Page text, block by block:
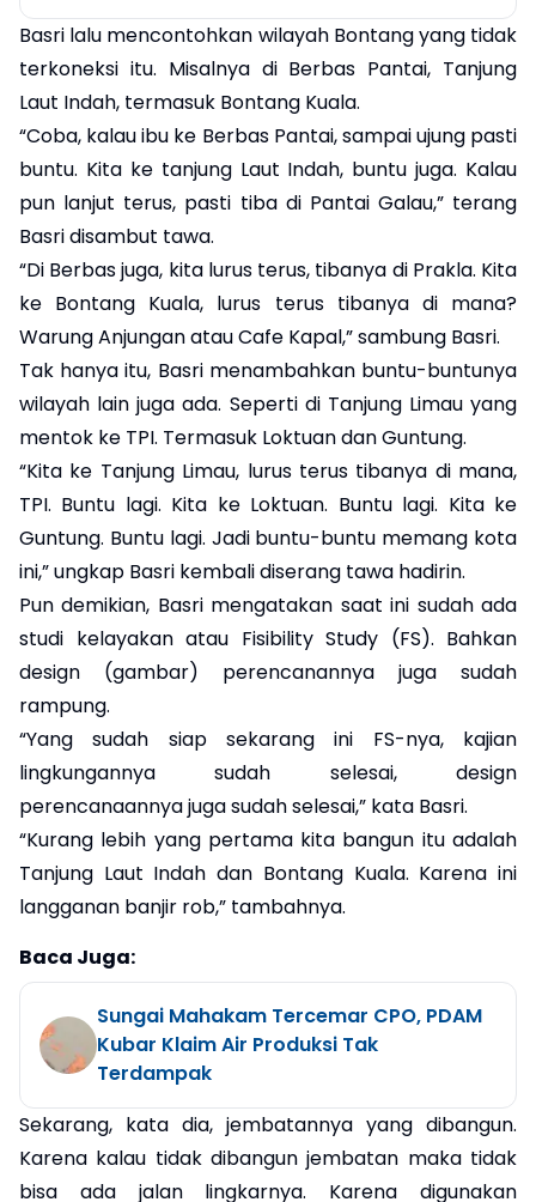
Basri lalu mencontohkan wilayah Bontang yang tidak
terkoneksi itu. Misalnya di Berbas Pantai, Tanjung
Laut Indah, termasuk Bontang Kuala.
“Coba, kalau ibu ke Berbas Pantai, sampai ujung pasti
buntu. Kita ke tanjung Laut Indah, buntu juga. Kalau
pun lanjut terus, pasti tiba di Pantai Galau,” terang
Basri disambut tawa.
“Di Berbas juga, kita lurus terus, tibanya di Prakla. Kita
ke Bontang Kuala, lurus terus tibanya di mana?
Warung Anjungan atau Cafe Kapal,” sambung Basri.
Tak hanya itu, Basri menambahkan buntu-buntunya
wilayah lain juga ada. Seperti di Tanjung Limau yang
mentok ke TPI. Termasuk Loktuan dan Guntung.
“Kita ke Tanjung Limau, lurus terus tibanya di mana,
TPI. Buntu lagi. Kita ke Loktuan. Buntu lagi. Kita ke
Guntung. Buntu lagi. Jadi buntu-buntu memang kota
ini,” ungkap Basri kembali diserang tawa hadirin.
Pun demikian, Basri mengatakan saat ini sudah ada
studi kelayakan atau Fisibility Study (FS). Bahkan
design (gambar) perencanannya juga sudah
rampung.
“Yang sudah siap sekarang ini FS-nya, kajian
lingkungannya sudah selesai, design
perencanaannya juga sudah selesai,” kata Basri.
“Kurang lebih yang pertama kita bangun itu adalah
Tanjung Laut Indah dan Bontang Kuala. Karena ini
langganan banjir rob,” tambahnya.
Baca Juga:
Sungai Mahakam Tercemar CPO, PDAM
Kubar Klaim Air Produksi Tak
Terdampak
Sekarang, kata dia, jembatannya yang dibangun.
Karena kalau tidak dibangun jembatan maka tidak
bisa ada jalan lingkarnya. Karena digunakan